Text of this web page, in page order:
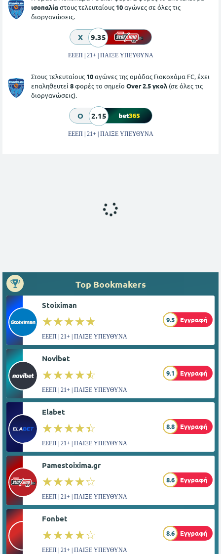
ισοπαλίαστους τελευταίους 10αγώνες σε όλες τις
διοργανώσεις.
X 9.35
ΕΕΕΠ | 21+ | ΠΑΙΞΕ ΥΠΕΥΘΥΝΑ
Στους τελευταίους 10αγώνες της ομάδας Γιοκοχάμα FC, έχει
επαληθευτεί 8φορές το σημείο Over 2.5 γκολ (σε όλες τις
διοργανώσεις).
O 2.15
ΕΕΕΠ | 21+ | ΠΑΙΞΕ ΥΠΕΥΘΥΝΑ
Top Bookmakers
Stoiximan
☆☆☆☆☆
★★★★★ 9.5 Εγγραφή
ΕΕΕΠ | 21+ | ΠΑΙΞΕ ΥΠΕΥΘΥΝΑ
Novibet
☆☆☆☆☆
★★★★★ 9.1 Εγγραφή
ΕΕΕΠ | 21+ | ΠΑΙΞΕ ΥΠΕΥΘΥΝΑ
Elabet
☆☆☆☆☆
★★★★★ 8.8 Εγγραφή
ΕΕΕΠ | 21+ | ΠΑΙΞΕ ΥΠΕΥΘΥΝΑ
Pamestoixima.gr
☆☆☆☆☆
★★★★★ 8.6 Εγγραφή
ΕΕΕΠ | 21+ | ΠΑΙΞΕ ΥΠΕΥΘΥΝΑ
Fonbet
☆☆☆☆☆
★★★★★ 8.6 Εγγραφή
ΕΕΕΠ | 21+ | ΠΑΙΞΕ ΥΠΕΥΘΥΝΑ